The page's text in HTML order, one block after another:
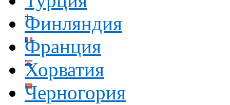
Финляндия
Франция
Хорватия
Черногория